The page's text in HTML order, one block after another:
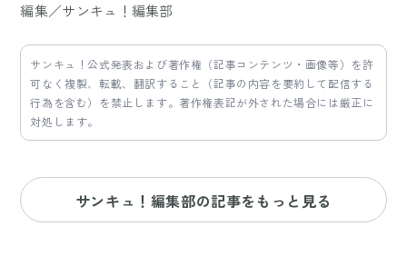
編集／サンキュ！編集部
サンキュ！公式発表および著作権（記事コンテンツ・画像等）を許
可なく複製、転載、翻訳すること（記事の内容を要約して配信する
行為を含む）を禁止します。著作権表記が外された場合には厳正に
対処します。
サンキュ！編集部の記事をもっと見る